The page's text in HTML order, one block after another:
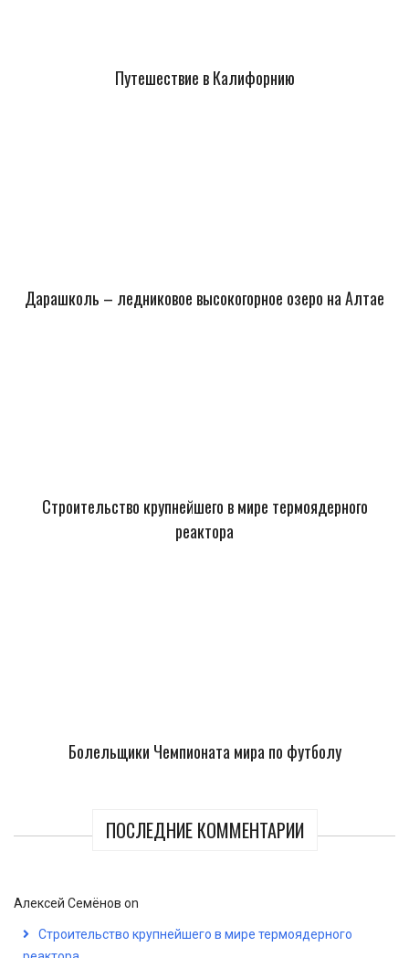
Путешествие в Калифорнию
Дарашколь – ледниковое высокогорное озеро на Алтае
Строительство крупнейшего в мире термоядерного
реактора
Болельщики Чемпионата мира по футболу
ПОСЛЕДНИЕ КОММЕНТАРИИ
Алексей Семёнов on
Строительство крупнейшего в мире термоядерного